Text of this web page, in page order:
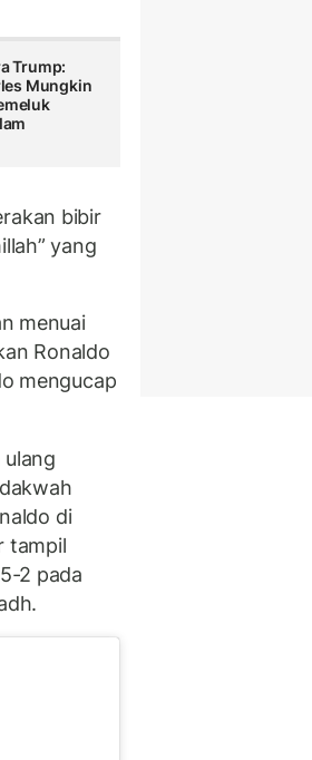
Trump:
Mungkin
bibir
yang
menuai
Ronaldo
mengucap
di
tampil
2 pada